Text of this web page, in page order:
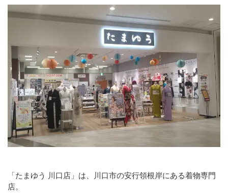
「たまゆう 川口店」は、川口市の安行領根岸にある着物専門
店。